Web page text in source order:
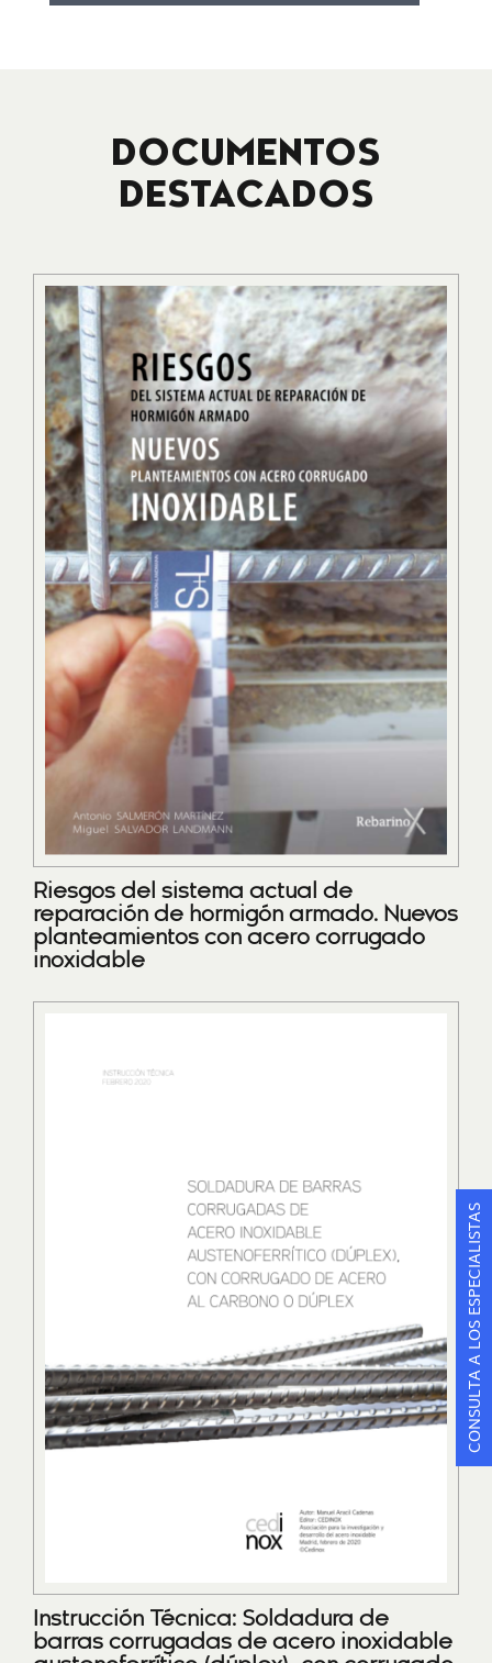
DOCUMENTOS
DESTACADOS
Riesgos del sistema actual de
reparación de hormigón armado. Nuevos
planteamientos con acero corrugado
inoxidable
Instrucción Técnica: Soldadura de
barras corrugadas de acero inoxidable
CONSULTA A LOS ESPECIALISTAS